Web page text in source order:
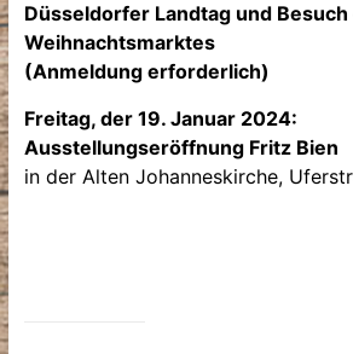
Düsseldorfer Landtag und Besuch
Weihnachtsmarktes
(Anmeldung erforderlich)
Freitag, der 19. Januar 2024:
Ausstellungseröffnung Fritz Bien
in der Alten Johanneskirche,